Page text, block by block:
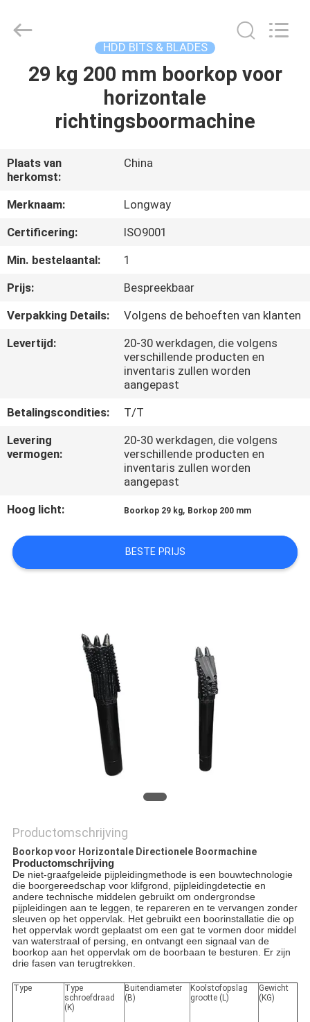
THUIS
PRODUCTEN
VIDEO'S
OVER
ONS
KWALITEITSCONTROLE
MET
ONS
OP
NIEUWS
GEVALLEN
Drill
Reserved.
HDD BITS & BLADES
29 kg 200 mm boorkop voor
horizontale
richtingsboormachine
Plaats van
herkomst:
China
Merknaam:
Longway
Certificering:
ISO9001
Min. bestelaantal:
1
Prijs:
Bespreekbaar
Verpakking Details:
Volgens de behoeften van klanten
Levertijd:
20-30 werkdagen, die volgens
verschillende producten en
inventaris zullen worden
aangepast
Betalingscondities:
T/T
Levering
vermogen:
20-30 werkdagen, die volgens
verschillende producten en
inventaris zullen worden
aangepast
Hoog licht:
Boorkop 29 kg, Borkop 200 mm
BESTE PRIJS
Productomschrijving
Boorkop voor Horizontale Directionele Boormachine
Productomschrijving
De niet-graafgeleide pijpleidingmethode is een bouwtechnologie
die boorgereedschap voor klifgrond, pijpleidingdetectie en
andere technische middelen gebruikt om ondergrondse
pijpleidingen aan te leggen, te repareren en te vervangen zonder
sleuven op het oppervlak. Het gebruikt een boorinstallatie die op
het oppervlak wordt geplaatst om een gat te vormen door middel
van waterstraal of persing, en ontvangt een signaal van de
boorkop aan het oppervlak om de boorbaan te besturen. Er zijn
drie fasen van terugtrekken.
Type
Type
schroefdraad
(K)
Buitendiameter
(B)
Koolstofopslag
grootte (L)
Gewicht
(KG)